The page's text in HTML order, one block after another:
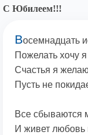
С Юбилеем!!!
Восемнадцать
Пожелать хочу
Счастья я
Пусть не
Все сбываются
И живет любовь